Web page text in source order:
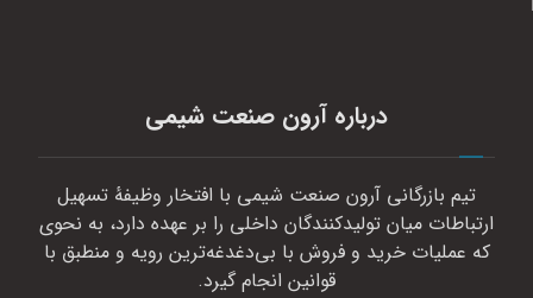
درباره آرون صنعت شیمی
تیم بازرگانی آرون صنعت شیمی با افتخار وظیفهٔ تسهیل
ارتباطات میان تولیدکنندگان داخلی را بر عهده دارد، به نحوی
که عملیات خرید و فروش با بی‌دغدغه‌ترین رویه و منطبق با
قوانین انجام گیرد.